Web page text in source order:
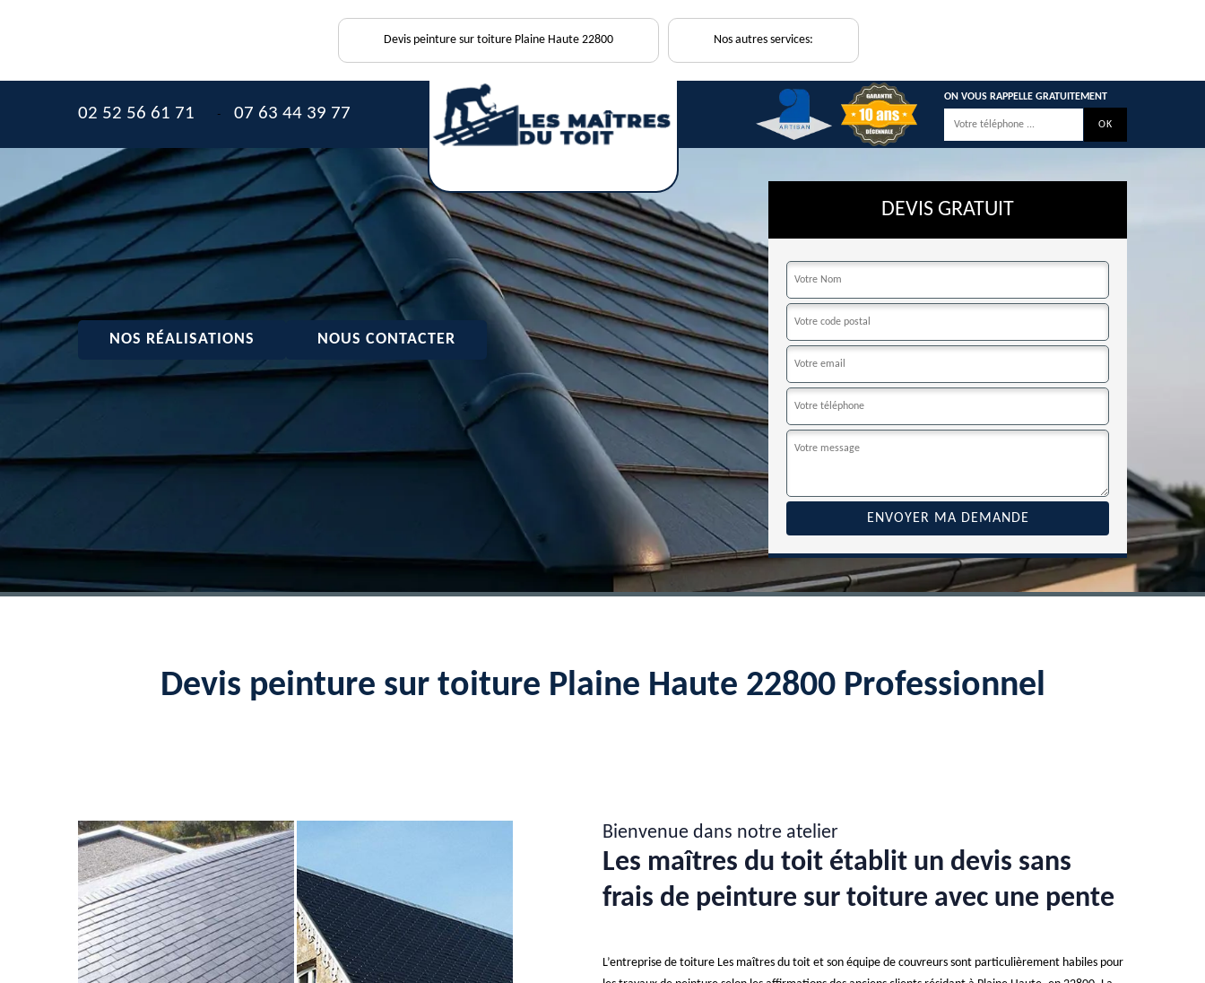
Devis peinture sur toiture Plaine Haute 22800 Nos autres services:
02 52 56 61 71 - 07 63 44 39 77
ON VOUS RAPPELLE GRATUITEMENT
NOS RÉALISATIONS NOUS CONTACTER
DEVIS GRATUIT
Devis peinture sur toiture Plaine Haute 22800 Professionnel
Bienvenue dans notre atelier
Les maîtres du toit établit un devis sans
frais de peinture sur toiture avec une pente
L’entreprise de toiture Les maîtres du toit et son équipe de couvreurs sont particulièrement habiles pour